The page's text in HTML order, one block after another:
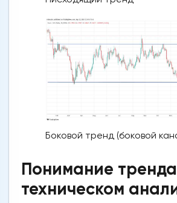
Боковой тренд (боковой
Понимание
техническом